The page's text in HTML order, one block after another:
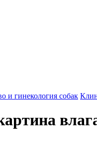
и гинекология собак